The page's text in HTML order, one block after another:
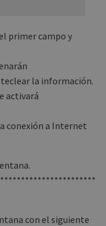
primer campo y
la información.
activará
conexión a Internet
con el siguiente